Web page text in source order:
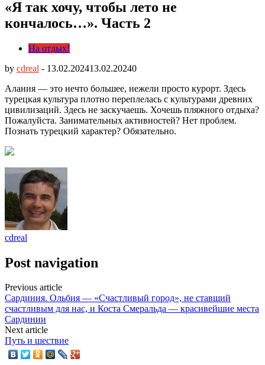
«Я так хочу, чтобы лето не
кончалось…». Часть 2
На отдых!
by cdreal - 13.02.202413.02.20240
Алания — это нечто большее, нежели просто курорт. Здесь
турецкая культура плотно переплелась с культурами древних
цивилизаций. Здесь не заскучаешь. Хочешь пляжного отдыха?
Пожалуйста. Занимательных активностей? Нет проблем.
Познать турецкий характер? Обязательно.
cdreal
Post navigation
Previous article
Сардиния. Ольбия — «Счастливый город», не ставший
счастливым для нас, и Коста Смеральда — красивейшие места
Сардинии
Next article
Путь и шествие